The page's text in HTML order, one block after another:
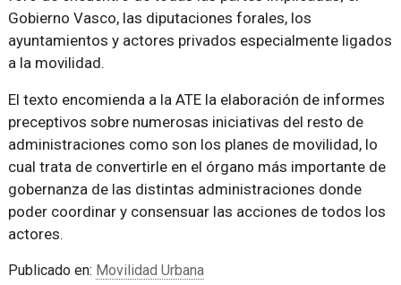
Gobierno Vasco, las diputaciones forales, los
ayuntamientos y actores privados especialmente ligados
a la movilidad.
El texto encomienda a la ATE la elaboración de informes
preceptivos sobre numerosas iniciativas del resto de
administraciones como son los planes de movilidad, lo
cual trata de convertirle en el órgano más importante de
gobernanza de las distintas administraciones donde
poder coordinar y consensuar las acciones de todos los
actores.
Publicado en: Movilidad Urbana